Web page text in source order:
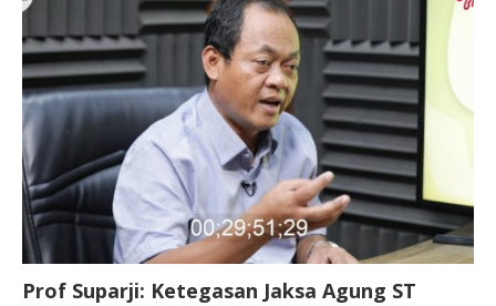
Prof Suparji: Ketegasan Jaksa Agung ST